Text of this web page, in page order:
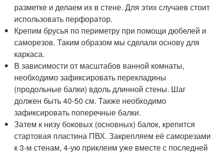
разметке и делаем их в стене. Для этих случаев стоит
использовать перфоратор.
Крепим брусья по периметру при помощи дюбелей и
саморезов. Таким образом мы сделали основу для
каркаса.
В зависимости от масштабов ванной комнаты,
необходимо зафиксировать перекладины
(продольные балки) вдоль длинной стены. Шаг
должен быть 40-50 см. Также необходимо
зафиксировать поперечные балки.
Затем к низу боковых (основных) балок, крепится
стартовая пластина ПВХ. Закрепляем её саморезами
к 3-м стенам, 4-ую приклеим уже вместе с последней